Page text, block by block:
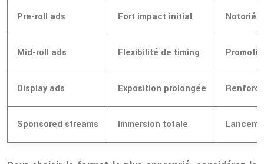
Pre-roll ads Fort impact initial
Mid-roll ads Flexibilité de timing
Display ads Exposition prolongée
Sponsored streams Immersion totale